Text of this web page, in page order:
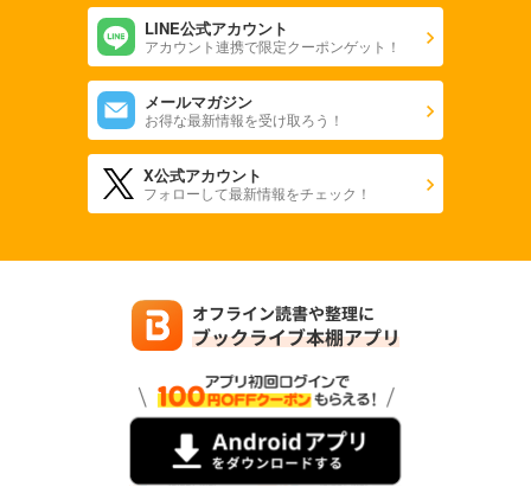
LINE公式アカウント
アカウント連携で限定クーポンゲット！
メールマガジン
お得な最新情報を受け取ろう！
X公式アカウント
フォローして最新情報をチェック！